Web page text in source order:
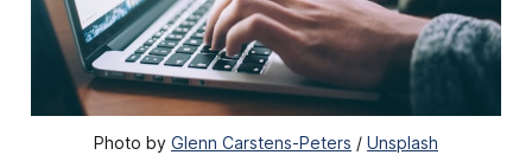
Photo by Glenn Carstens-Peters / Unsplash